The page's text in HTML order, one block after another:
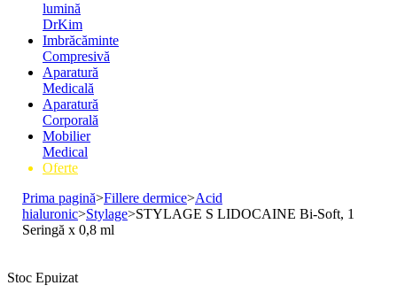
lumină
DrKim
Imbrăcăminte
Compresivă
Aparatură
Medicală
Aparatură
Corporală
Mobilier
Medical
Oferte
Prima pagină>Fillere dermice>Acid
hialuronic>Stylage>STYLAGE S LIDOCAINE Bi-Soft, 1
Seringă x 0,8 ml
Stoc Epuizat